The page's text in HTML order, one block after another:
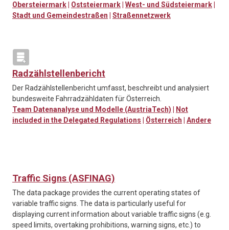
Obersteiermark
Oststeiermark West- und Südsteiermark
Stadt und Gemeindestraßen
Straßennetzwerk
Radzählstellenbericht
Der Radzählstellenbericht umfasst, beschreibt und analysiert
bundesweite Fahrradzähldaten für Österreich.
Team Datenanalyse und Modelle (AustriaTech)
Not
included in the Delegated Regulations
Österreich Andere
Traffic Signs (ASFINAG)
The data package provides the current operating states of
variable traffic signs. The data is particularly useful for
displaying current information about variable traffic signs (e.g.
speed limits, overtaking prohibitions, warning signs, etc.) to